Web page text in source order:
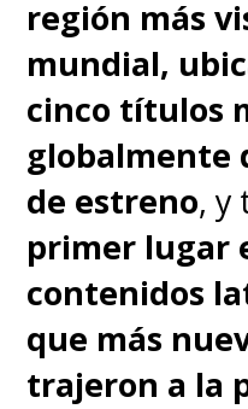
región más
mundial,
cinco títulos
globalmente
de estreno, y
primer lugar
contenidos
que más
trajeron a la